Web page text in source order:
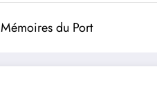
Mémoires du Port